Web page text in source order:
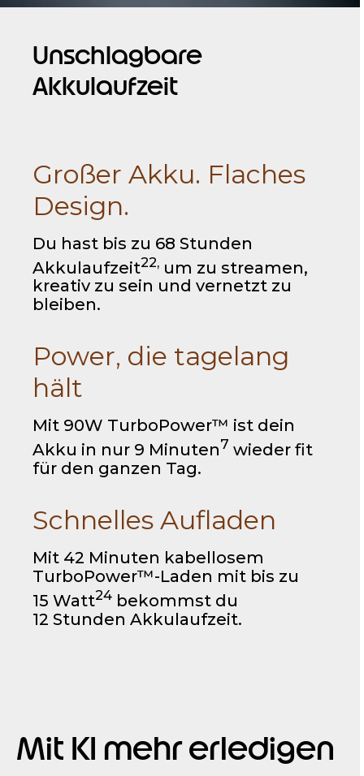
Unschlagbare
Akkulaufzeit
Großer Akku. Flaches
Design.
Du hast bis zu 68 Stunden
Akkulaufzeit22, um zu streamen,
kreativ zu sein und vernetzt zu
bleiben.
Power, die tagelang
hält
Mit 90W TurboPower™ ist dein
Akku in nur 9 Minuten7 wieder fit
für den ganzen Tag.
Schnelles Aufladen
Mit 42 Minuten kabellosem
TurboPower™-Laden mit bis zu
15 Watt24 bekommst du
12 Stunden Akkulaufzeit.
Mit KI mehr erledigen